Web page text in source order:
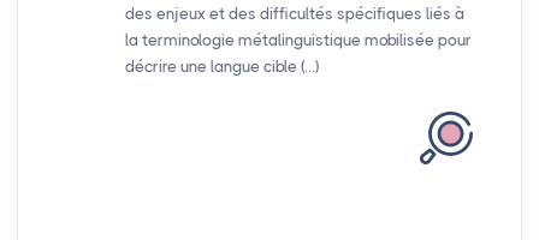
des enjeux et des difficultés spécifiques liés à
la terminologie métalinguistique mobilisée pour
décrire une langue cible (…)